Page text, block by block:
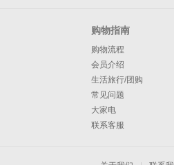
购物指南
购物流程
会员介绍
生活旅行/团购
常见问题
大家电
联系客服